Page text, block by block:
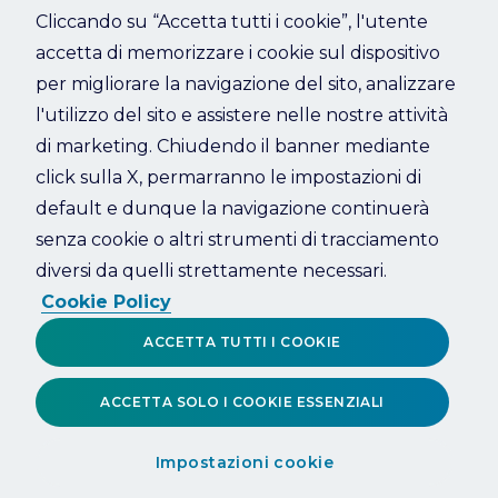
Refresh
Cliccando su “Accetta tutti i cookie”, l'utente
accetta di memorizzare i cookie sul dispositivo
per migliorare la navigazione del sito, analizzare
l'utilizzo del sito e assistere nelle nostre attività
di marketing. Chiudendo il banner mediante
click sulla X, permarranno le impostazioni di
default e dunque la navigazione continuerà
senza cookie o altri strumenti di tracciamento
diversi da quelli strettamente necessari.
Cookie Policy
Impostazioni cookie
ACCETTA SOLO I COOKIE ESSENZIALI
ACCETTA TUTTI I COOKIE